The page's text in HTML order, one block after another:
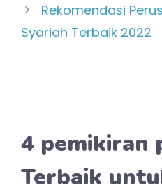
Rekomendasi
Syariah Terbaik 2022
4 pemikiran
Terbaik